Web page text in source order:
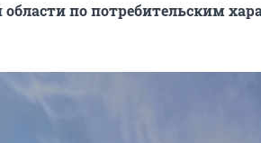
по потребительским